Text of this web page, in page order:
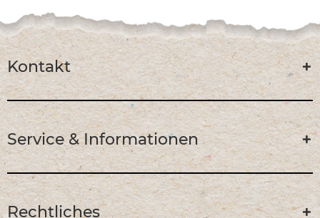
Kontakt
Service & Informationen
Rechtliches